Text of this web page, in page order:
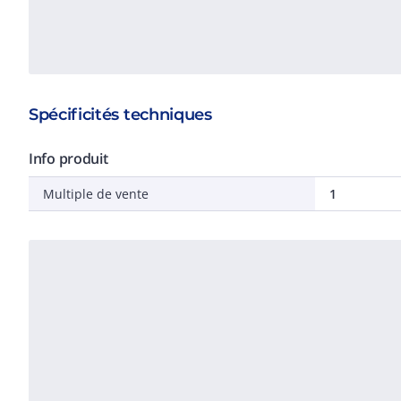
Spécificités techniques
Info produit
Multiple de vente 1